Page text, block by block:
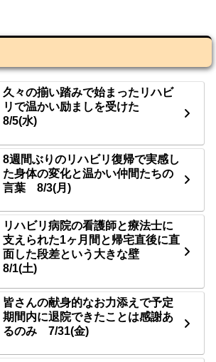
久々の揃い踏みで始まったリハビ
リで温かい励ましを受けた
8/5(水)
8週間ぶりのリハビリ復帰で実感し
た身体の変化と温かい仲間たちの
言葉 8/3(月)
リハビリ病院の看護師と療法士に
支えられた1ヶ月間と帰宅直後に直
面した段差という大きな壁
8/1(土)
皆さんの献身的なお力添えで予定
期間内に退院できたことは感謝あ
るのみ 7/31(金)